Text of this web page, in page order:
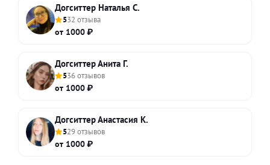
Догситтер Наталья С.
532 отзыва
от 1000 ₽
Догситтер Анита Г.
536 отзывов
от 1000 ₽
Догситтер Анастасия К.
529 отзывов
от 1000 ₽